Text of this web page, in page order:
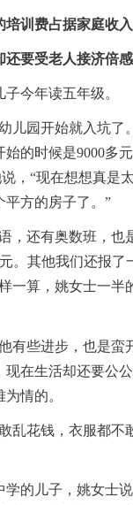
培训费占据家庭收
要受老人接济倍
今年读五年级。
园开始就入坑了
始的时候是9000多
，“现在想想真是
平方的房子了。”
还有奥数班，也
。其他我们还报了
一算，姚女士一半
些进步，也是蛮
现在生活却还要公
情的。
花钱，衣服都不
的儿子，姚女士说